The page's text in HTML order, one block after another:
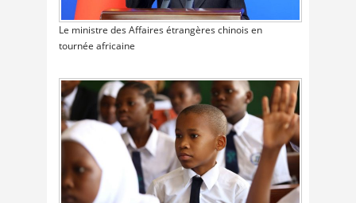
Le ministre des Affaires étrangères chinois en
tournée africaine